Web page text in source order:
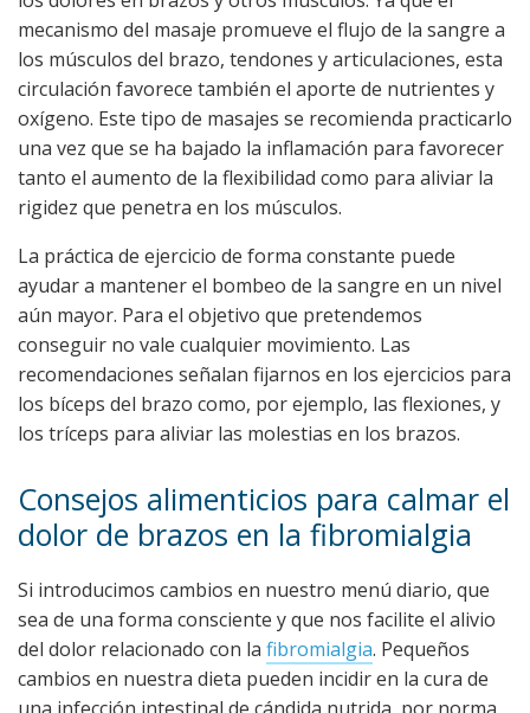
mecanismo del masaje promueve el flujo de la sangre a
los músculos del brazo, tendones y articulaciones, esta
circulación favorece también el aporte de nutrientes y
oxígeno. Este tipo de masajes se recomienda practicarlo
una vez que se ha bajado la inflamación para favorecer
tanto el aumento de la flexibilidad como para aliviar la
rigidez que penetra en los músculos.
La práctica de ejercicio de forma constante puede
ayudar a mantener el bombeo de la sangre en un nivel
aún mayor. Para el objetivo que pretendemos
conseguir no vale cualquier movimiento. Las
recomendaciones señalan fijarnos en los ejercicios para
los bíceps del brazo como, por ejemplo, las flexiones, y
los tríceps para aliviar las molestias en los brazos.
Consejos alimenticios para calmar el
dolor de brazos en la fibromialgia
Si introducimos cambios en nuestro menú diario, que
sea de una forma consciente y que nos facilite el alivio
del dolor relacionado con la fibromialgia. Pequeños
cambios en nuestra dieta pueden incidir en la cura de